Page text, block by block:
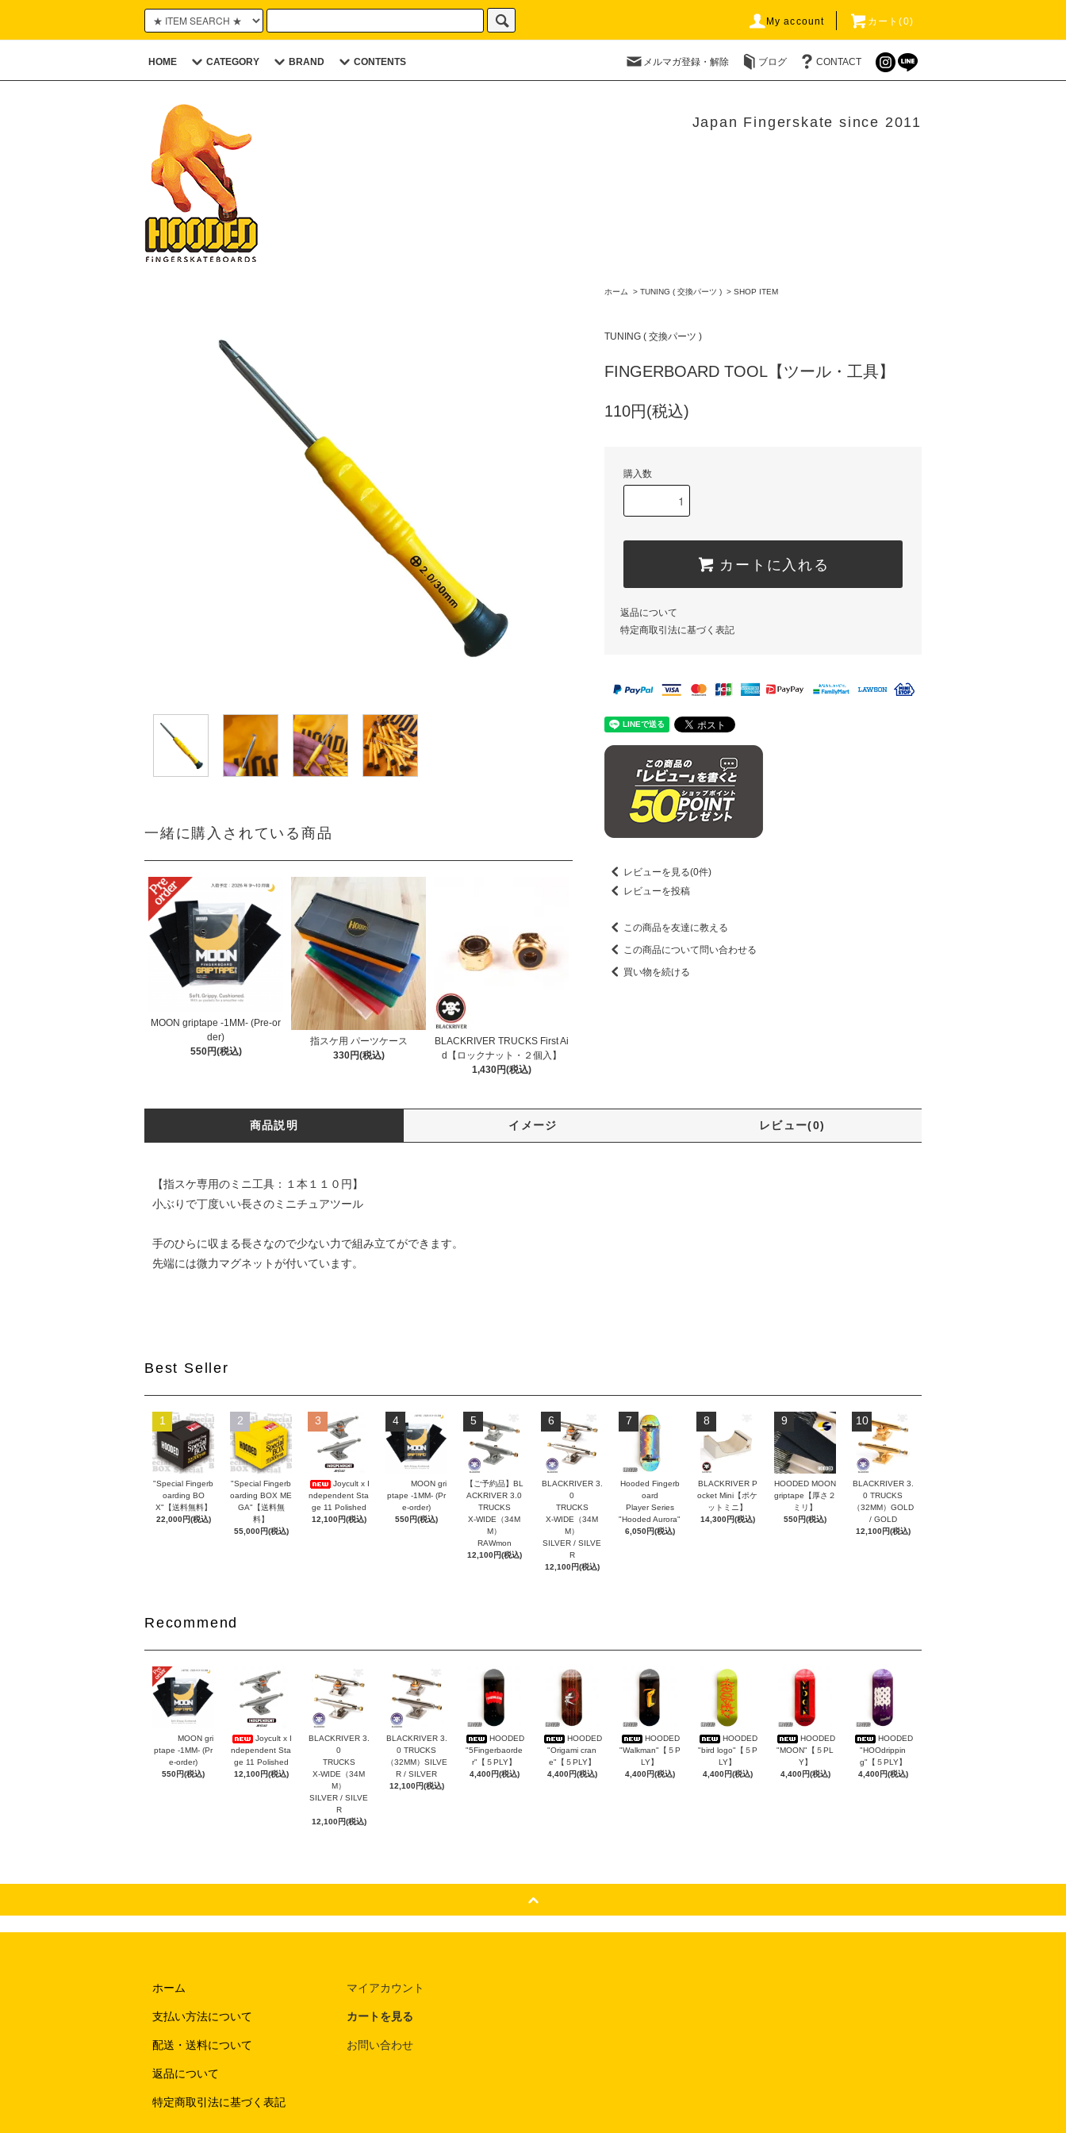
My account カート(0)
HOME CATEGORY BRAND CONTENTS メルマガ登録・解除 ブログ CONTACT
Japan Fingerskate since 2011
一緒に購入されている商品
MOON griptape -1MM- (Pre-or
der)
550円(税込)
指スケ用 パーツケース
330円(税込)
BLACKRIVER TRUCKS First Ai
d【ロックナット・２個入】
1,430円(税込)
ホーム > TUNING ( 交換パーツ ) > SHOP ITEM
TUNING ( 交換パーツ )
FINGERBOARD TOOL【ツール・工具】
110円(税込)
購入数
カートに入れる
返品について
特定商取引法に基づく表記
レビューを見る(0件)
レビューを投稿
この商品を友達に教える
この商品について問い合わせる
買い物を続ける
商品説明 イメージ レビュー(0)
【指スケ専用のミニ工具：１本１１０円】
小ぶりで丁度いい長さのミニチュアツール
手のひらに収まる長さなので少ない力で組み立てができます。
先端には微力マグネットが付いています。
Best Seller
1
"Special Fingerb
oarding BO
X"【送料無料】
22,000円(税込)
2
"Special Fingerb
oarding BOX ME
GA"【送料無
料】
55,000円(税込)
3
Joycult x I
ndependent Sta
ge 11 Polished
12,100円(税込)
4
MOON gri
ptape -1MM- (Pr
e-order)
550円(税込)
5
【ご予約品】BL
ACKRIVER 3.0
TRUCKS
X-WIDE（34M
M）
RAWmon
12,100円(税込)
6
BLACKRIVER 3.
0
TRUCKS
X-WIDE（34M
M）
SILVER / SILVE
R
12,100円(税込)
7
Hooded Fingerb
oard
Player Series
"Hooded Aurora"
6,050円(税込)
8
BLACKRIVER P
ocket Mini【ポケ
ットミニ】
14,300円(税込)
9
HOODED MOON
griptape【厚さ２
ミリ】
550円(税込)
10
BLACKRIVER 3.
0 TRUCKS
（32MM）GOLD
/ GOLD
12,100円(税込)
Recommend
MOON gri
ptape -1MM- (Pr
e-order)
550円(税込)
Joycult x I
ndependent Sta
ge 11 Polished
12,100円(税込)
BLACKRIVER 3.
0
TRUCKS
X-WIDE（34M
M）
SILVER / SILVE
R
12,100円(税込)
BLACKRIVER 3.
0 TRUCKS
（32MM）SILVE
R / SILVER
12,100円(税込)
HOODED
"5Fingerbaorde
r"【５PLY】
4,400円(税込)
HOODED
"Origami cran
e"【５PLY】
4,400円(税込)
HOODED
"Walkman"【５P
LY】
4,400円(税込)
HOODED
"bird logo"【５P
LY】
4,400円(税込)
HOODED
"MOON"【５PL
Y】
4,400円(税込)
HOODED
"HOOdrippin
g"【５PLY】
4,400円(税込)
ホーム
支払い方法について
配送・送料について
返品について
特定商取引法に基づく表記
マイアカウント
カートを見る
お問い合わせ